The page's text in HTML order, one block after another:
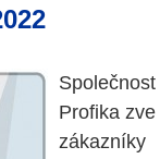
Spo­leč­nost
Pro­fi­ka zve
zá­kaz­ní­ky